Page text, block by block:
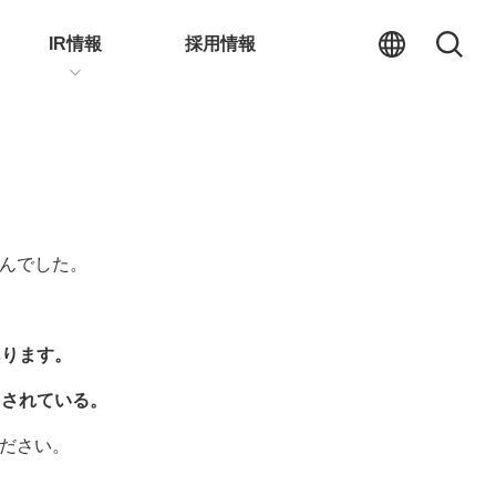
IR情報 採用情報
でした。
ます。
れている。
さい。